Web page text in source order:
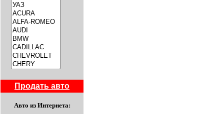
Продать авто
Авто из Интернета: